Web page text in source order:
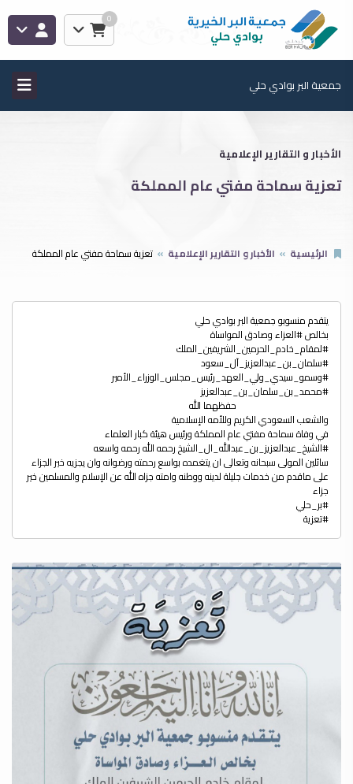
0
جمعية البر بوادي حلي
الأخبار و التقارير الإعلامية
تعزية سماحة مفتي عام المملكة
الرئيسية الأخبار و التقارير الإعلامية تعزية سماحة مفتي عام المملكة
يتقدم منسوبو جمعية البر بوادي حلي
بخالص ‎#العزاء وصادق المواساة
حفظهما الله
والشعب السعودي الكريم وللأمه الإسلامية
في وفاة سماحة مفتي عام المملكة ورئيس هيئة كبار العلماء
سائلين المولى سبحانه وتعالى ان يتغمده بواسع رحمته ورضوانه وان يجزيه خير الجزاء
على ماقدم من خدمات جليلة لدينه ووطنه وامته جزاه الله عن الإسلام والمسلمين خير
جزاء